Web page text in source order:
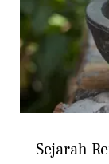
Sejarah